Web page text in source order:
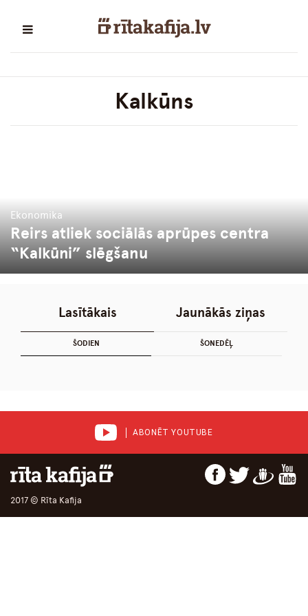
Kalkūns
Ekonomika
Reirs atliek sociālās aprūpes centra
“Kalkūni” slēgšanu
Lasītākais
ŠODIEN ŠONEDĒĻ
Jaunākās ziņas
ABONĒT YOUTUBE
2017 © Rīta Kafija